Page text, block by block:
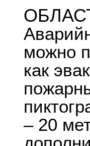
можно
как
– 20